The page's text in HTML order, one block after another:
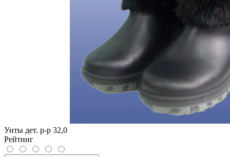
Унты дет. р-р 32,0
Рейтинг